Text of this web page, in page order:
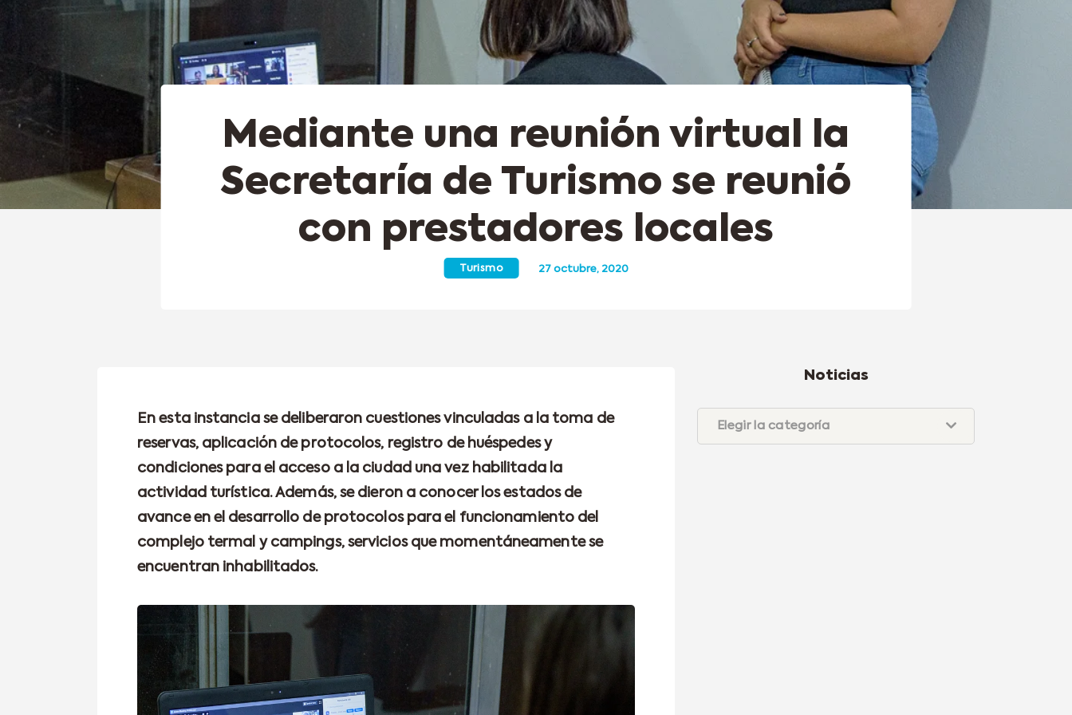
Mediante una reunión virtual la
Secretaría de Turismo se reunió
con prestadores locales
Turismo 27 octubre, 2020
En esta instancia se deliberaron cuestiones vinculadas a la toma de
reservas, aplicación de protocolos, registro de huéspedes y
condiciones para el acceso a la ciudad una vez habilitada la
actividad turística. Además, se dieron a conocer los estados de
avance en el desarrollo de protocolos para el funcionamiento del
complejo termal y campings, servicios que momentáneamente se
encuentran inhabilitados.
Noticias